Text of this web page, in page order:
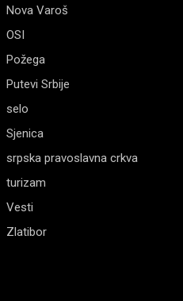
Nova Varoš
OSI
Požega
Putevi Srbije
selo
Sjenica
srpska pravoslavna crkva
turizam
Vesti
Zlatibor